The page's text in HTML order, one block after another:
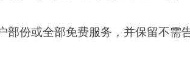
或全部免费服务，并保留不需